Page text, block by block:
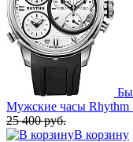
Мужские часы Rhythm
25 400 руб.
В корзину